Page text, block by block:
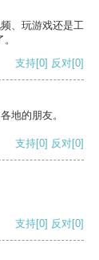
、玩游戏还是工
支持[0] 反对[0]
地的朋友。
支持[0] 反对[0]
支持[0] 反对[0]